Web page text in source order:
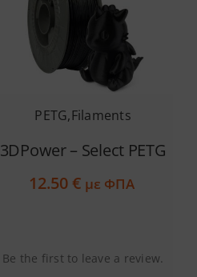
PETG,Filaments
3DPower – Select PETG
12.50€ με ΦΠΑ
Be the first to leave a review.